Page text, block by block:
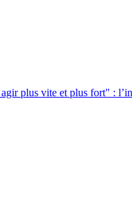
plus vite et plus fort" :